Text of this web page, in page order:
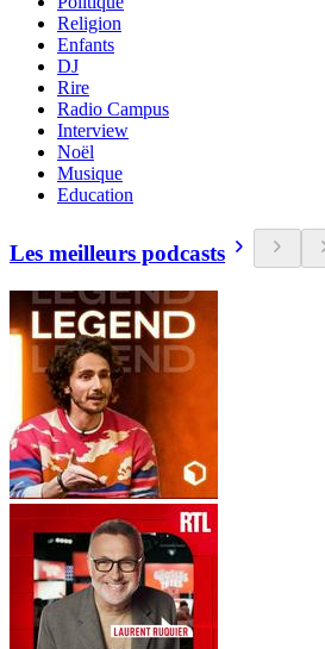
Religion
Enfants
DJ
Rire
Radio Campus
Interview
Noël
Musique
Education
Les meilleurs podcasts